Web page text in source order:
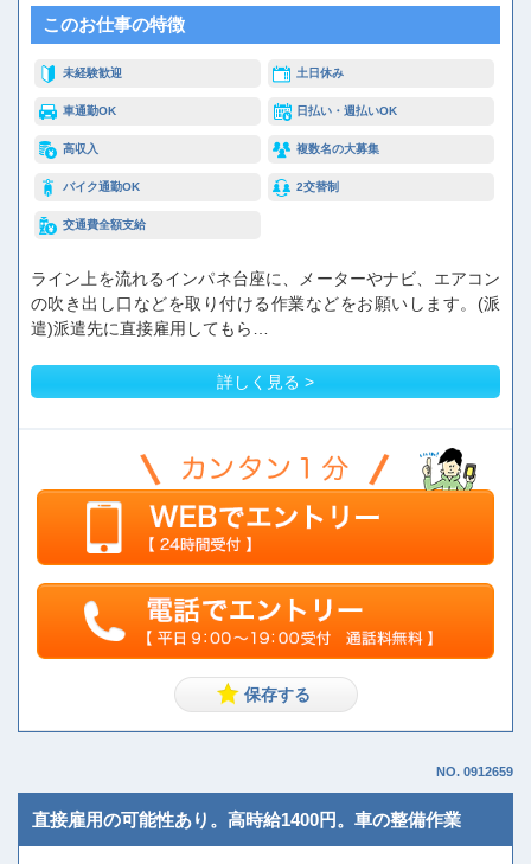
このお仕事の特徴
未経験歓迎 土日休み
車通勤OK 日払い・週払いOK
高収入 複数名の大募集
バイク通勤OK 2交替制
交通費全額支給
ライン上を流れるインパネ台座に、メーターやナビ、エアコン
の吹き出し口などを取り付ける作業などをお願いします。(派
遣)派遣先に直接雇用してもら…
詳しく見る >
NO. 0912659
直接雇用の可能性あり。高時給1400円。車の整備作業